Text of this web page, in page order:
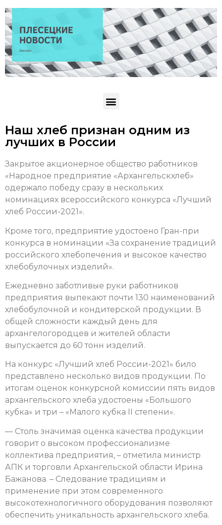
Наш хлеб признан одним из
лучших в России
Закрытое акционерное общество работников
«Народное предприятие «Архангельскхлеб»
одержало победу сразу в нескольких
номинациях всероссийского конкурса «Лучший
хлеб России-2021».
Кроме того, предприятие удостоено Гран-при
конкурса в номинации «За сохранение традиций
российского хлебопечения и высокое качество
хлебобулочных изделий».
Ежедневно заботливые руки работников
предприятия выпекают почти 130 наименований
хлебобулочной и кондитерской продукции. В
общей сложности каждый день для
архангелогородцев и жителей области
выпускается до 60 тонн изделий.
На конкурс «Лучший хлеб России-2021» било
представлено несколько видов продукции. По
итогам оценок конкурсной комиссии пять видов
архангельского хлеба удостоены «Большого
кубка» и три – «Малого кубка II степени».
— Столь значимая оценка качества продукции
говорит о высоком профессионализме
коллектива предприятия, – отметила министр
АПК и торговли Архангельской области Ирина
Бажанова. – Следование традициям и
применение при этом современного
высокотехнологичного оборудования позволяют
обеспечить уникальность архангельского хлеба.